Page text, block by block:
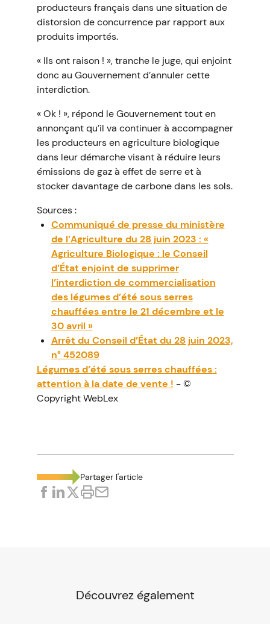
producteurs français dans une situation de
distorsion de concurrence par rapport aux
produits importés.
« Ils ont raison ! », tranche le juge, qui enjoint
donc au Gouvernement d’annuler cette
interdiction.
« Ok ! », répond le Gouvernement tout en
annonçant qu’il va continuer à accompagner
les producteurs en agriculture biologique
dans leur démarche visant à réduire leurs
émissions de gaz à effet de serre et à
stocker davantage de carbone dans les sols.
Sources :
Communiqué de presse du ministère
de l’Agriculture du 28 juin 2023 : «
Agriculture Biologique : le Conseil
d’État enjoint de supprimer
l’interdiction de commercialisation
des légumes d’été sous serres
chauffées entre le 21 décembre et le
30 avril »
Arrêt du Conseil d’État du 28 juin 2023,
n° 452089
Légumes d’été sous serres chauffées :
attention à la date de vente ! - ©
Copyright WebLex
Partager l'article
Découvrez également